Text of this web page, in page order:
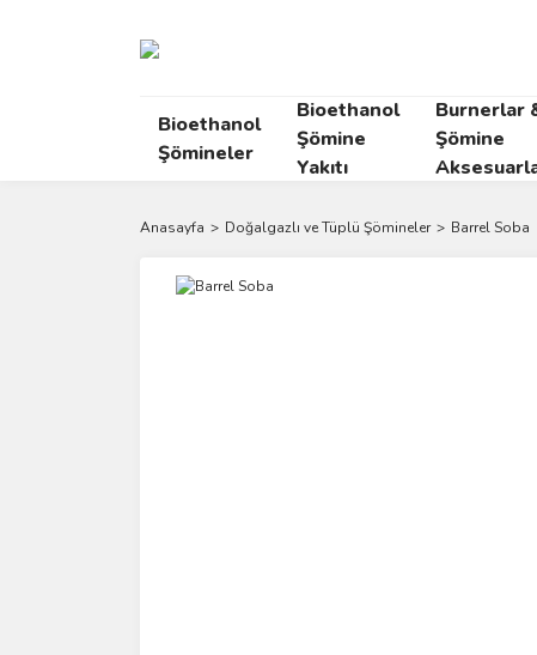
Bioethanol
Şömineler
Bioethanol
Şömine
Yakıtı
Burnerlar
Şömine
Anasayfa Doğalgazlı ve Tüplü Şömineler Barrel Soba